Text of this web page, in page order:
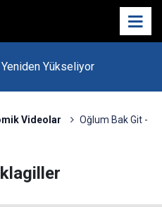
Yükseliyor
Videolar
Oğlum Bak Git -